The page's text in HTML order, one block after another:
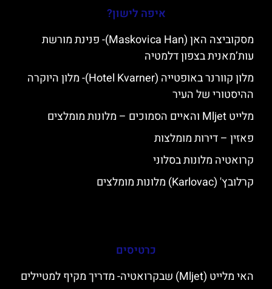
איפה לישון?
מסקוביצה האן (Maskovica Han)- פנינת מורשת
עות’מאנית בצפון דלמטיה
מלון קוורנר באופטייה (Hotel Kvarner)- מלון היוקרה
ההיסטורי של העיר
מלייט Mljet והאיים הסמוכים – מלונות מומלצים
פאזין – דירות מומלצות
קרואטיה מלונות בסלוני
קרלובץ' (Karlovac) מלונות מומלצים
כרטיסים
האי מלייט (Mljet) שבקרואטיה- מדריך מקיף למטיילים